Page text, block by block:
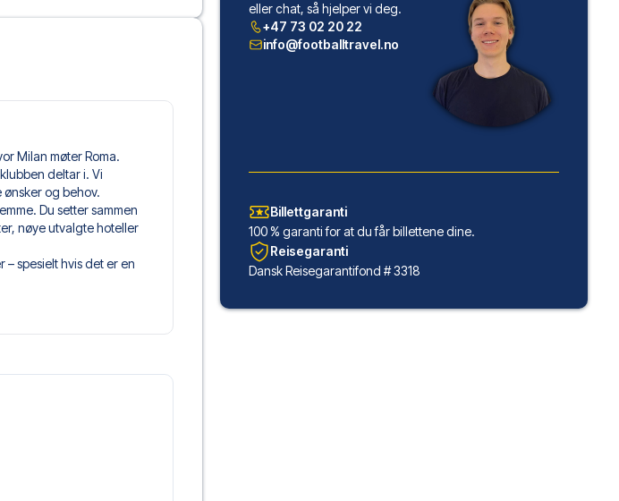
Milan møter Roma.
deltar i. Vi
og behov.
Du setter sammen
nøye utvalgte hoteller
spesielt hvis det er en
valg av billettype og i
budsjett. Fra
hotellet som passer deg
og
på
og står klare med
eller chat, så hjelper vi deg.
+47 73 02 20 22
info@footballtravel.no
Billettgaranti
100 % garanti for at du får billettene dine.
Reisegaranti
Dansk Reisegarantifond # 3318